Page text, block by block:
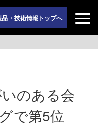
品・技術情報トップへ
のある会
で第5位